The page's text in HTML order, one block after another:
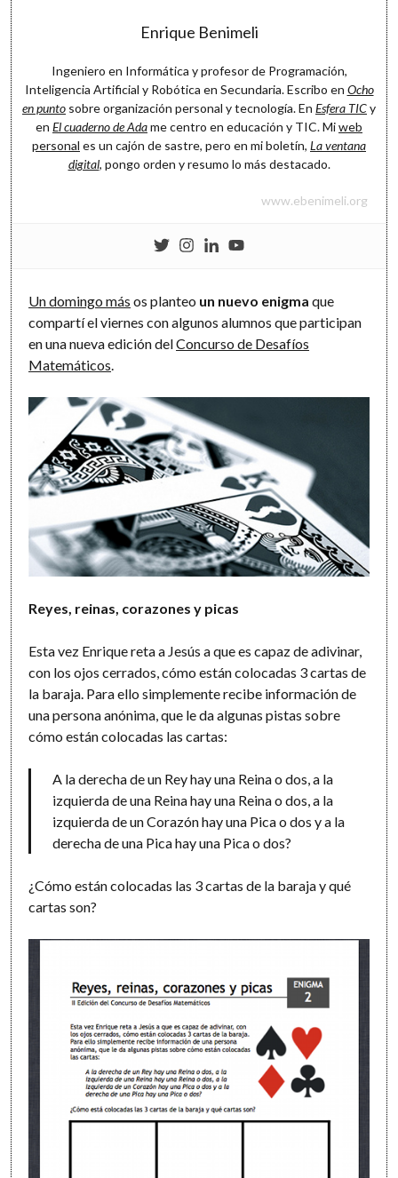
Enrique Benimeli
Ingeniero en Informática y profesor de Programación,
Inteligencia Artificial y Robótica en Secundaria. Escribo en Ocho
en punto sobre organización personal y tecnología. En Esfera TICy
en El cuaderno de Adame centro en educación y TIC. Miweb
personal es un cajón de sastre, pero en mi boletín, La ventana
digital, pongo orden y resumo lo más destacado.
www.ebenimeli.org
Un domingo más os planteo un nuevo enigma que
compartí el viernes con algunos alumnos que participan
en una nueva edición delConcurso de Desafíos
Matemáticos
Reyes, reinas, corazones y picas
Esta vez Enrique reta a Jesús a que es capaz de adivinar,
con los ojos cerrados, cómo están colocadas 3 cartas de
la baraja. Para ello simplemente recibe información de
una persona anónima, que le da algunas pistas sobre
cómo están colocadas las cartas:
A la derecha de un Rey hay una Reina o dos, a la
izquierda de una Reina hay una Reina o dos, a la
izquierda de un Corazón hay una Pica o dos y a la
derecha de una Pica hay una Pica o dos?
¿Cómo están colocadas las 3 cartas de la baraja y qué
cartas son?